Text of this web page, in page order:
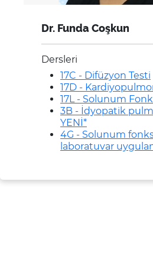
Dr. Funda Coşkun
Dersleri
17C - Difüzyon Testi
17D -
17L - Solunum
3B - İdyopatik
YENİ*
4G - Solunum
laboratuvar